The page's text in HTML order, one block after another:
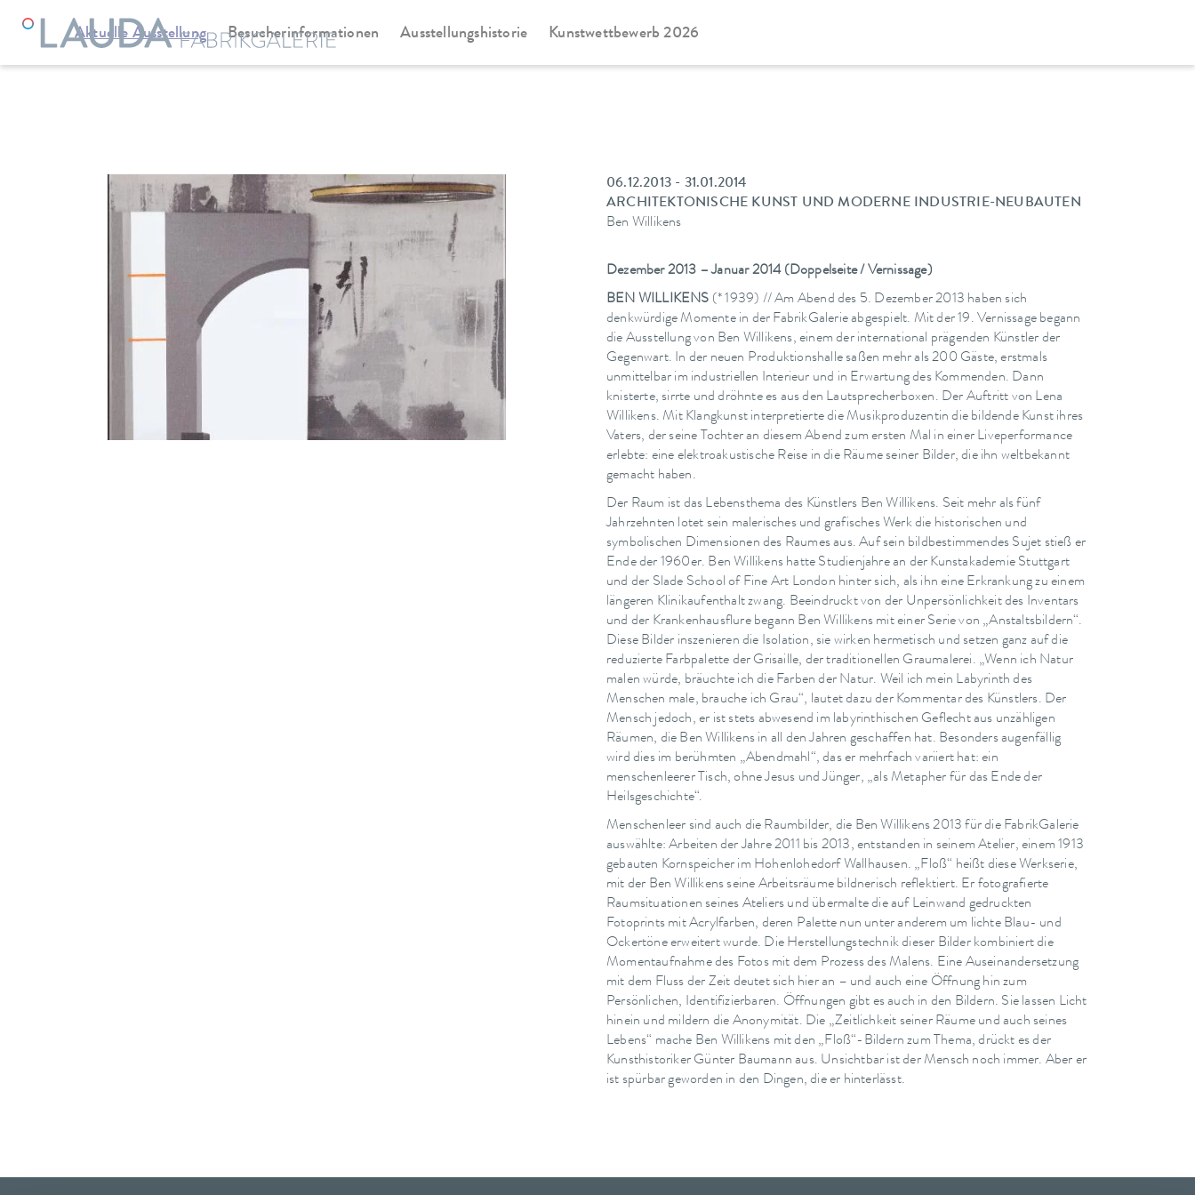
Aktuelle Ausstellung Besucherinformationen Ausstellungshistorie Kunstwettbewerb 2026
06.12.2013 - 31.01.2014
ARCHITEKTONISCHE KUNST UND MODERNE INDUSTRIE-NEUBAUTEN
Ben Willikens
Dezember 2013 – Januar 2014 (Doppelseite / Vernissage)
BEN WILLIKENS (* 1939) // Am Abend des 5. Dezember 2013 haben sich
denkwürdige Momente in der FabrikGalerie abgespielt. Mit der 19. Vernissage begann
die Ausstellung von Ben Willikens, einem der international prägenden Künstler der
Gegenwart. In der neuen Produktionshalle saßen mehr als 200 Gäste, erstmals
unmittelbar im industriellen Interieur und in Erwartung des Kommenden. Dann
knisterte, sirrte und dröhnte es aus den Lautsprecherboxen. Der Auftritt von Lena
Willikens. Mit Klangkunst interpretierte die Musikproduzentin die bildende Kunst ihres
Vaters, der seine Tochter an diesem Abend zum ersten Mal in einer Liveperformance
erlebte: eine elektroakustische Reise in die Räume seiner Bilder, die ihn weltbekannt
gemacht haben.
Der Raum ist das Lebensthema des Künstlers Ben Willikens. Seit mehr als fünf
Jahrzehnten lotet sein malerisches und grafisches Werk die historischen und
symbolischen Dimensionen des Raumes aus. Auf sein bildbestimmendes Sujet stieß er
Ende der 1960er. Ben Willikens hatte Studienjahre an der Kunstakademie Stuttgart
und der Slade School of Fine Art London hinter sich, als ihn eine Erkrankung zu einem
längeren Klinikaufenthalt zwang. Beeindruckt von der Unpersönlichkeit des Inventars
und der Krankenhausflure begann Ben Willikens mit einer Serie von „Anstaltsbildern“.
Diese Bilder inszenieren die Isolation, sie wirken hermetisch und setzen ganz auf die
reduzierte Farbpalette der Grisaille, der traditionellen Graumalerei. „Wenn ich Natur
malen würde, bräuchte ich die Farben der Natur. Weil ich mein Labyrinth des
Menschen male, brauche ich Grau“, lautet dazu der Kommentar des Künstlers. Der
Mensch jedoch, er ist stets abwesend im labyrinthischen Geflecht aus unzähligen
Räumen, die Ben Willikens in all den Jahren geschaffen hat. Besonders augenfällig
wird dies im berühmten „Abendmahl“, das er mehrfach variiert hat: ein
menschenleerer Tisch, ohne Jesus und Jünger, „als Metapher für das Ende der
Heilsgeschichte“.
Menschenleer sind auch die Raumbilder, die Ben Willikens 2013 für die FabrikGalerie
auswählte: Arbeiten der Jahre 2011 bis 2013, entstanden in seinem Atelier, einem 1913
gebauten Kornspeicher im Hohenlohedorf Wallhausen. „Floß“ heißt diese Werkserie,
mit der Ben Willikens seine Arbeitsräume bildnerisch reflektiert. Er fotografierte
Raumsituationen seines Ateliers und übermalte die auf Leinwand gedruckten
Fotoprints mit Acrylfarben, deren Palette nun unter anderem um lichte Blau- und
Ockertöne erweitert wurde. Die Herstellungstechnik dieser Bilder kombiniert die
Momentaufnahme des Fotos mit dem Prozess des Malens. Eine Auseinandersetzung
mit dem Fluss der Zeit deutet sich hier an – und auch eine Öffnung hin zum
Persönlichen, Identifizierbaren. Öffnungen gibt es auch in den Bildern. Sie lassen Licht
hinein und mildern die Anonymität. Die „Zeitlichkeit seiner Räume und auch seines
Lebens“ mache Ben Willikens mit den „Floß“-Bildern zum Thema, drückt es der
Kunsthistoriker Günter Baumann aus. Unsichtbar ist der Mensch noch immer. Aber er
ist spürbar geworden in den Dingen, die er hinterlässt.